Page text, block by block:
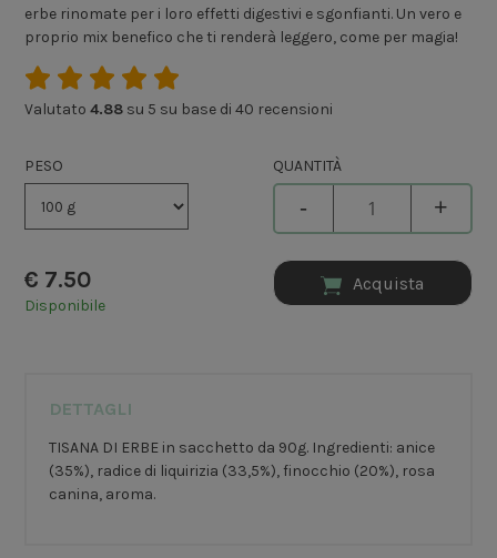
erbe rinomate per i loro effetti digestivi e sgonfianti. Un vero e
proprio mix benefico che ti renderà leggero, come per magia!
Valutato4.88 su 5 su base di40 recensioni
PESO
€ 7.50
Disponibile
QUANTITÀ
- +
Acquista
DETTAGLI
TISANA DI ERBE in sacchetto da 90g. Ingredienti: anice
(35%), radice di liquirizia (33,5%), finocchio (20%), rosa
canina, aroma.